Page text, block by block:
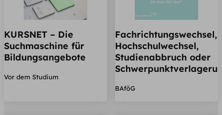
KURSNET – Die
Suchmaschine für
Bildungsangebote
Vor dem Studium
Fachrichtungswechsel,
Hochschulwechsel,
Studienabbruch oder
BAföG